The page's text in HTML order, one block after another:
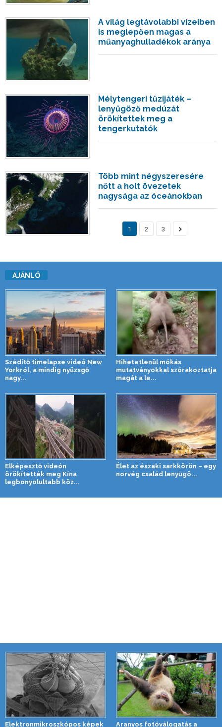
A világ legtávolabbi vizeiben
is meglepően magas a
műanyaghulladékok aránya
Mélytengeri tűzijáték –
lenyűgöző medúzát
örökítettek meg a
tengerkutatók
Több mint négyszeresére
nőtt a holt övezetek
nagysága az óceánokban
1 2 3
AJÁNLÓ
Szédítő timelapse videó New
Yorkról, a mindig nyüzsgő
nagy...
Hihetetlenül mókás
mutatványokkal szórakoztatja
magát a le...
Elképesztő videón
örökítették meg Kína
legbonyolultabb köz...
Élet az északi sarkkörön – egy
norvég család lenyűgö...
Elektronmikroszkópos képek Aranyos fotóválogatás a